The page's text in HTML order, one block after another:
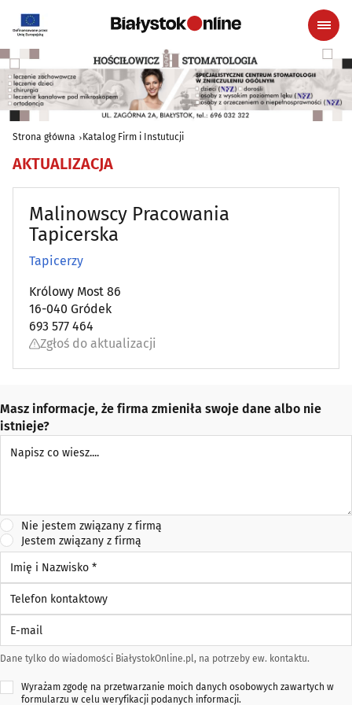
Strona główna Katalog Firm i Instutucji
AKTUALIZACJA
Malinowscy Pracowania
Tapicerska
Tapicerzy
Królowy Most 86
16-040 Gródek
693 577 464
Zgłoś do aktualizacji
Masz informacje, że firma zmieniła swoje dane albo nie
istnieje?
Nie jestem związany z firmą
Jestem związany z firmą
Dane tylko do wiadomości BiałystokOnline.pl, na potrzeby ew. kontaktu.
Wyrażam zgodę na przetwarzanie moich danych osobowych zawartych w
formularzu w celu weryfikacji podanych informacji.